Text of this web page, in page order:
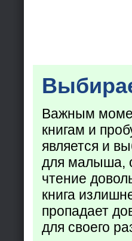
Важным
книгам и
является и
для малыша,
чтение
книга
пропадает
для своего